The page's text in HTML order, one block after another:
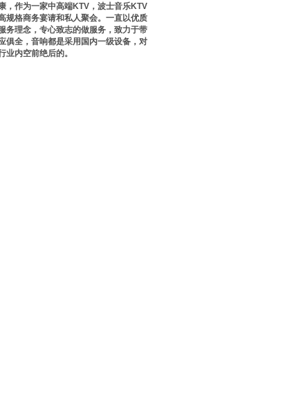
，作为一家中高端KTV，波士音乐KTV
规格商务宴请和私人聚会。一直以优质
务理念，专心致志的做服务，致力于带
俱全，音响都是采用国内一级设备，对
内空前绝后的。